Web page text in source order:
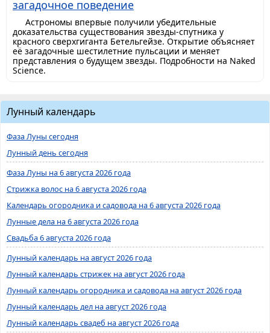
загадочное поведение
Астрономы впервые получили убедительные
доказательства существования звезды-спутника у
красного сверхгиганта Бетельгейзе. Открытие объясняет
её загадочные шестилетние пульсации и меняет
представления о будущем звезды. Подробности на Naked
Science.
Лунный календарь
Фаза Луны сегодня
Лунный день сегодня
Фаза Луны на 6 августа 2026 года
Стрижка волос на 6 августа 2026 года
Календарь огородника и садовода на 6 августа 2026 года
Лунные дела на 6 августа 2026 года
Свадьба 6 августа 2026 года
Лунный календарь на август 2026 года
Лунный календарь стрижек на август 2026 года
Лунный календарь огородника и садовода на август 2026 года
Лунный календарь дел на август 2026 года
Лунный календарь свадеб на август 2026 года